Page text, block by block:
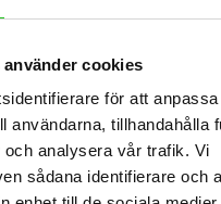
cookies
för att
användarna, tillhandahålla
analysera vår trafik. Vi
sådana identifierare och